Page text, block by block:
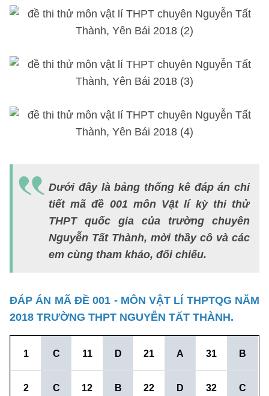
Dưới đây là bảng thống kê đáp án chi
tiết mã đề 001 môn Vật lí kỳ thi thử
THPT quốc gia của trường chuyên
Nguyễn Tất Thành, mời thầy cô và các
em cùng tham khảo, đối chiếu.
ĐÁP ÁN MÃ ĐỀ 001 - MÔN VẬT LÍ THPTQG NĂM
2018 TRƯỜNG THPT NGUYỄN TẤT THÀNH.
1 C 11 D 21 A 31 B
2 C 12 B 22 D 32 C